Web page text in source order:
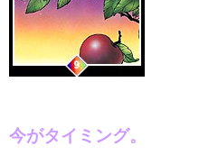
今がタイミング。